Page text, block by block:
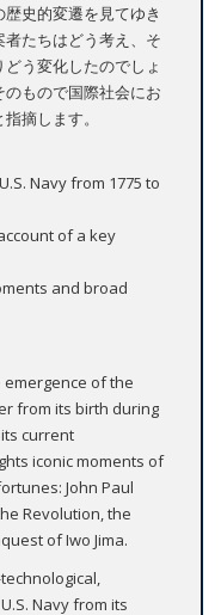
史的変遷を見てゆき
たちはどう考え、そ
う変化したのでしょ
もので国際社会にお
摘します。
Navy from 1775 to
of a key
and broad
of the
from its birth during
current
iconic moments of
John Paul
Revolution, the
of Iwo Jima.
Navy from its